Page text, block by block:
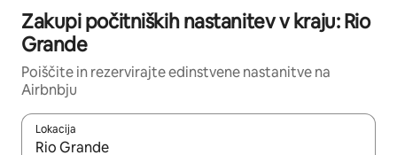
Zakupi počitniških nastanitev v kraju: Rio
Grande
Poiščite in rezervirajte edinstvene nastanitve na
Airbnbju
Lokacija
Ko so rezultati na voljo, krmarite s puščičnima tipkama gor in